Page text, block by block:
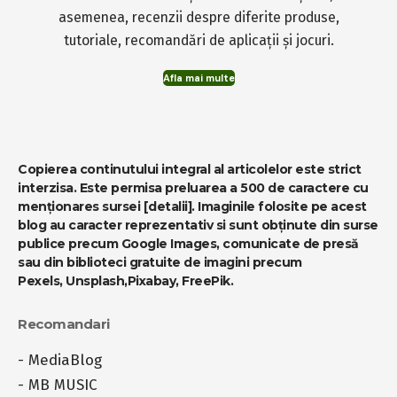
asemenea, recenzii despre diferite produse,
tutoriale, recomandări de aplicații și jocuri.
Afla mai multe
Copierea continutului integral al articolelor este strict
interzisa. Este permisa preluarea a 500 de caractere cu
menționares sursei [detalii]. Imaginile folosite pe acest
blog au caracter reprezentativ si sunt obținute din surse
publice precum Google Images, comunicate de presă
sau din biblioteci gratuite de imagini precum
Pexels, Unsplash,Pixabay, FreePik.
Recomandari
- MediaBlog
- MB MUSIC